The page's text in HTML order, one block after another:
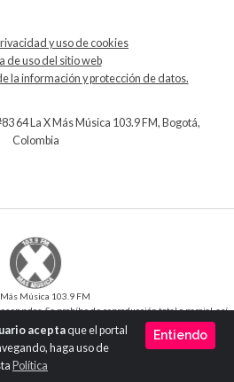
aceptaque el portal
haga uso de
Política
Entiendo
y uso de cookies
de uso del sitio web
la información y protección de datos.
64 La X Más Música 103.9 FM, Bogotá,
Colombia
Más Música 103.9 FM
Se prohíbe de reproducción total o parcial, así
idioma sin la autorización escrita del titular.
y Diseño
SilverIT
Versión 1.0